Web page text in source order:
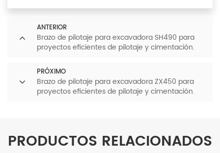
ANTERIOR
Brazo de pilotaje para excavadora SH490 para
proyectos eficientes de pilotaje y cimentación.
PRÓXIMO
Brazo de pilotaje para excavadora ZX450 para
proyectos eficientes de pilotaje y cimentación.
PRODUCTOS RELACIONADOS